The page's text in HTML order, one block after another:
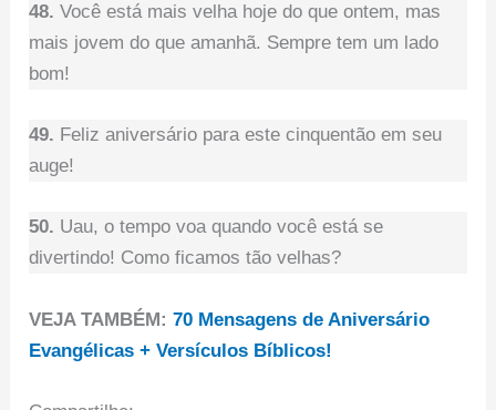
48. Você está mais velha hoje do que ontem, mas
mais jovem do que amanhã. Sempre tem um lado
bom!
49. Feliz aniversário para este cinquentão em seu
auge!
50. Uau, o tempo voa quando você está se
divertindo! Como ficamos tão velhas?
VEJA TAMBÉM:70 Mensagens de Aniversário
Evangélicas + Versículos Bíblicos!